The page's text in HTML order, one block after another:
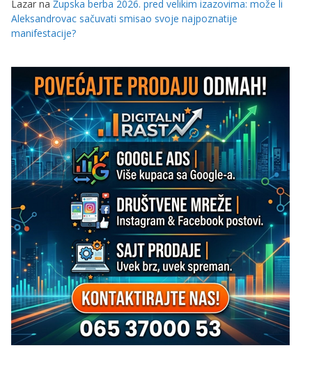
Lazar na Župska berba 2026. pred velikim izazovima: može li
Aleksandrovac sačuvati smisao svoje najpoznatije
manifestacije?